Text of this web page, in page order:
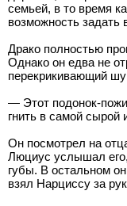
семьей, в то время
возможность задать
Драко полностью
Однако он едва не
перекрикивающий
— Этот подонок-
гнить в самой сырой
Он посмотрел на
Люциус услышал
губы. В остальном
взял Нарциссу за